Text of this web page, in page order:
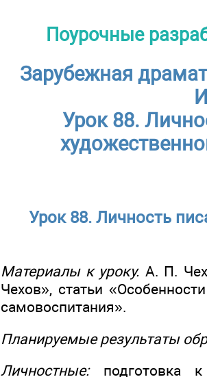
Поурочные
Зарубежная
Урок 88.
Урок 88. Личность
Материалы к уроку. А. П.
Чехов», статьи
самовоспитания».
Планируемые результаты
Личностные:подготовка к